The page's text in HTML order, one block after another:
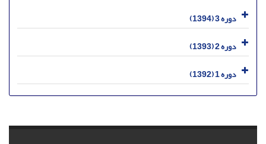
دوره 3 (1394)
دوره 2 (1393)
دوره 1 (1392)